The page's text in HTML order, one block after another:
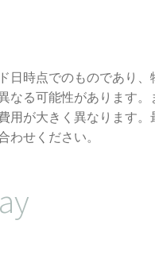
日時点でのものであり、
なる可能性があります。
用が大きく異なります。
わせください。